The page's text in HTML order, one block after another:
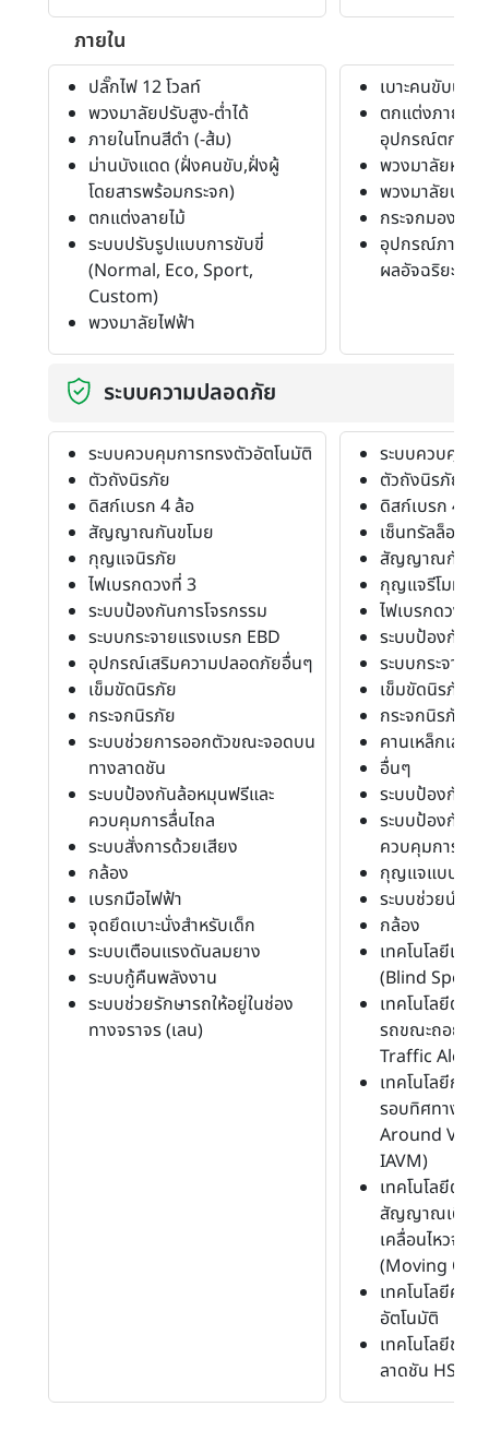
ภายใน
ปลั๊กไฟ 12 โวลท์
พวงมาลัยปรับสูง-ต่ำได้
ภายในโทนสีดำ (-ส้ม)
ม่านบังแดด (ฝั่งคนขับ,ฝั่งผู้
โดยสารพร้อมกระจก)
ตกแต่งลายไม้
ระบบปรับรูปแบบการขับขี่
(Normal, Eco, Sport,
Custom)
พวงมาลัยไฟฟ้า
เบาะคนขับปรับ
ตกแต่งภายใน
อุปกรณ์ตกแต่ง
พวงมาลัยหุ้มห
พวงมาลัยปรับ
กระจกมองหลั
อุปกรณ์ภายใน
ผลอัจฉริยะขน
ระบบความปลอดภัย
ระบบควบคุมการทรงตัวอัตโนมัติ
ตัวถังนิรภัย
ดิสก์เบรก 4 ล้อ
สัญญาณกันขโมย
กุญแจนิรภัย
ไฟเบรกดวงที่ 3
ระบบป้องกันการโจรกรรม
ระบบกระจายแรงเบรก EBD
อุปกรณ์เสริมความปลอดภัยอื่นๆ
เข็มขัดนิรภัย
กระจกนิรภัย
ระบบช่วยการออกตัวขณะจอดบน
ทางลาดชัน
ระบบป้องกันล้อหมุนฟรีและ
ควบคุมการลื่นไถล
ระบบสั่งการด้วยเสียง
กล้อง
เบรกมือไฟฟ้า
จุดยึดเบาะนั่งสำหรับเด็ก
ระบบเตือนแรงดันลมยาง
ระบบกู้คืนพลังงาน
ระบบช่วยรักษารถให้อยู่ในช่อง
ทางจราจร (เลน)
ระบบควบคุมก
ตัวถังนิรภัย
ดิสก์เบรก 4 ล้อ
เซ็นทรัลล็อค
สัญญาณกันขโ
กุญแจรีโมท
ไฟเบรกดวงที่ 3
ระบบป้องกันก
ระบบกระจายแ
เข็มขัดนิรภัย
กระจกนิรภัย
คานเหล็กเสริ
อื่นๆ
ระบบป้องกันล้
ระบบป้องกันล้
ควบคุมการลื่น
กุญแจแบบ
ระบบช่วยนำร
กล้อง
เทคโนโลยีเตื
(Blind Spot
เทคโนโลยีตร
รถขณะถอย
Traffic Alert -
เทคโนโลยีกล้
รอบทิศทาง
Around
IAVM)
เทคโนโลยีตรว
สัญญาณเตือน
เคลื่อนไหวจา
(Moving
เทคโนโลยีคว
อัตโนมัติ
เทคโนโลยีช่ว
ลาดชัน HSA